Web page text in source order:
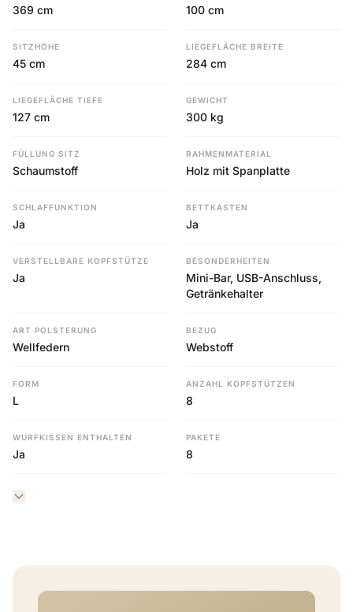
369 cm 100 cm
SITZHÖHE
45 cm
LIEGEFLÄCHE BREITE
284 cm
LIEGEFLÄCHE TIEFE
127 cm
GEWICHT
300 kg
FÜLLUNG SITZ
Schaumstoff
RAHMENMATERIAL
Holz mit Spanplatte
SCHLAFFUNKTION
Ja
BETTKASTEN
Ja
VERSTELLBARE KOPFSTÜTZE
Ja
BESONDERHEITEN
Mini-Bar, USB-Anschluss,
Getränkehalter
ART POLSTERUNG
Wellfedern
BEZUG
Webstoff
FORM
L
ANZAHL KOPFSTÜTZEN
8
WURFKISSEN ENTHALTEN
Ja
PAKETE
8